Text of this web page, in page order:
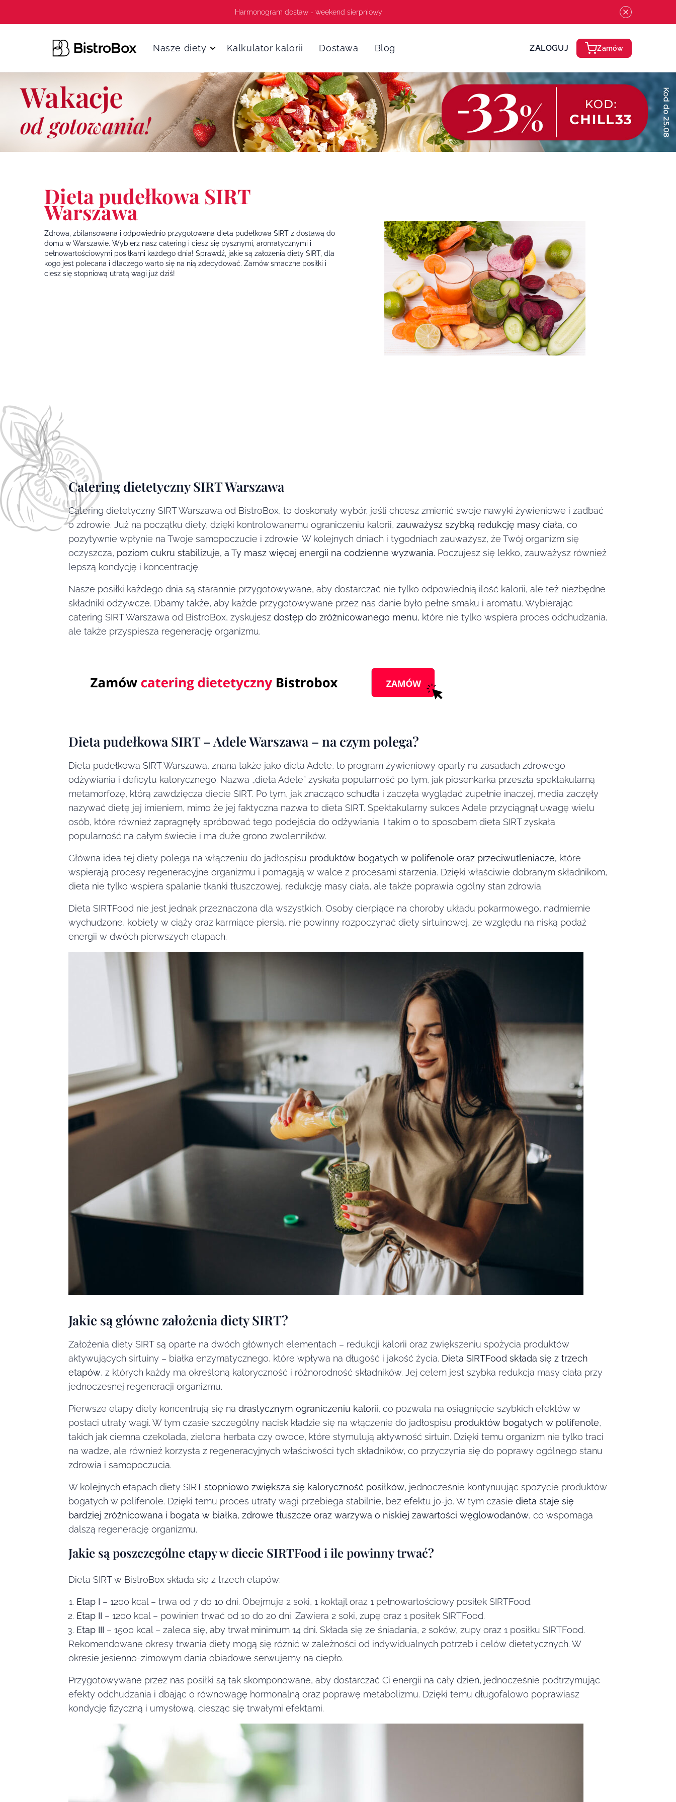
Harmonogram dostaw - weekend sierpniowy
Nasze diety Kalkulator kalorii Dostawa Blog ZALOGUJ Zamów
Dieta pudełkowa SIRT
Warszawa
Zdrowa, zbilansowana i odpowiednio przygotowana dieta pudełkowa SIRT z dostawą do
domu w Warszawie. Wybierz nasz catering i ciesz się pysznymi, aromatycznymi i
pełnowartościowymi posiłkami każdego dnia! Sprawdź, jakie są założenia diety SIRT, dla
kogo jest polecana i dlaczego warto się na nią zdecydować. Zamów smaczne posiłki i
ciesz się stopniową utratą wagi już dziś!
Catering dietetyczny SIRT Warszawa
Catering dietetyczny SIRT Warszawa od BistroBox, to doskonały wybór, jeśli chcesz zmienić swoje nawyki żywieniowe i zadbać
o zdrowie. Już na początku diety, dzięki kontrolowanemu ograniczeniu kalorii, zauważysz szybką redukcję masy ciała, co
pozytywnie wpłynie na Twoje samopoczucie i zdrowie. W kolejnych dniach i tygodniach zauważysz, że Twój organizm się
oczyszcza, poziom cukru stabilizuje, a Ty masz więcej energii na codzienne wyzwania. Poczujesz się lekko, zauważysz również
lepszą kondycję i koncentrację.
Nasze posiłki każdego dnia są starannie przygotowywane, aby dostarczać nie tylko odpowiednią ilość kalorii, ale też niezbędne
składniki odżywcze. Dbamy także, aby każde przygotowywane przez nas danie było pełne smaku i aromatu. Wybierając
catering SIRT Warszawa od BistroBox, zyskujesz dostęp do zróżnicowanego menu, które nie tylko wspiera proces odchudzania,
ale także przyspiesza regenerację organizmu.
Dieta pudełkowa SIRT – Adele Warszawa – na czym polega?
Dieta pudełkowa SIRT Warszawa, znana także jako dieta Adele, to program żywieniowy oparty na zasadach zdrowego
odżywiania i deficytu kalorycznego. Nazwa „dieta Adele” zyskała popularność po tym, jak piosenkarka przeszła spektakularną
metamorfozę, którą zawdzięcza diecie SIRT. Po tym, jak znacząco schudła i zaczęła wyglądać zupełnie inaczej, media zaczęły
nazywać dietę jej imieniem, mimo że jej faktyczna nazwa to dieta SIRT. Spektakularny sukces Adele przyciągnął uwagę wielu
osób, które również zapragnęły spróbować tego podejścia do odżywiania. I takim o to sposobem dieta SIRT zyskała
popularność na całym świecie i ma duże grono zwolenników.
Główna idea tej diety polega na włączeniu do jadłospisu produktów bogatych w polifenole oraz przeciwutleniacze, które
wspierają procesy regeneracyjne organizmu i pomagają w walce z procesami starzenia. Dzięki właściwie dobranym składnikom,
dieta nie tylko wspiera spalanie tkanki tłuszczowej, redukcję masy ciała, ale także poprawia ogólny stan zdrowia.
Dieta SIRTFood nie jest jednak przeznaczona dla wszystkich. Osoby cierpiące na choroby układu pokarmowego, nadmiernie
wychudzone, kobiety w ciąży oraz karmiące piersią, nie powinny rozpoczynać diety sirtuinowej, ze względu na niską podaż
energii w dwóch pierwszych etapach.
Jakie są główne założenia diety SIRT?
Założenia diety SIRT są oparte na dwóch głównych elementach – redukcji kalorii oraz zwiększeniu spożycia produktów
aktywujących sirtuiny – białka enzymatycznego, które wpływa na długość i jakość życia. Dieta SIRTFood składa się z trzech
etapów, z których każdy ma określoną kaloryczność i różnorodność składników. Jej celem jest szybka redukcja masy ciała przy
jednoczesnej regeneracji organizmu.
Pierwsze etapy diety koncentrują się na drastycznym ograniczeniu kalorii, co pozwala na osiągnięcie szybkich efektów w
postaci utraty wagi. W tym czasie szczególny nacisk kładzie się na włączenie do jadłospisu produktów bogatych w polifenole,
takich jak ciemna czekolada, zielona herbata czy owoce, które stymulują aktywność sirtuin. Dzięki temu organizm nie tylko traci
na wadze, ale również korzysta z regeneracyjnych właściwości tych składników, co przyczynia się do poprawy ogólnego stanu
zdrowia i samopoczucia.
W kolejnych etapach diety SIRTstopniowo zwiększa się kaloryczność posiłków, jednocześnie kontynuując spożycie produktów
bogatych w polifenole. Dzięki temu proces utraty wagi przebiega stabilnie, bez efektu jo-jo. W tym czasie dieta staje się
bardziej zróżnicowana i bogata w białka, zdrowe tłuszcze oraz warzywa o niskiej zawartości węglowodanów, co wspomaga
dalszą regenerację organizmu.
Jakie są poszczególne etapy w diecie SIRTFood i ile powinny trwać?
Dieta SIRT w BistroBox składa się z trzech etapów:
Etap I – 1200 kcal – trwa od 7 do 10 dni. Obejmuje 2 soki, 1 koktajl oraz 1 pełnowartościowy posiłek SIRTFood.
Etap II – 1200 kcal – powinien trwać od 10 do 20 dni. Zawiera 2 soki, zupę oraz 1 posiłek SIRTFood.
Etap III – 1500 kcal – zaleca się, aby trwał minimum 14 dni. Składa się ze śniadania, 2 soków, zupy oraz 1 posiłku SIRTFood.
Rekomendowane okresy trwania diety mogą się różnić w zależności od indywidualnych potrzeb i celów dietetycznych. W
okresie jesienno-zimowym dania obiadowe serwujemy na ciepło.
Przygotowywane przez nas posiłki są tak skomponowane, aby dostarczać Ci energii na cały dzień, jednocześnie podtrzymując
efekty odchudzania i dbając o równowagę hormonalną oraz poprawę metabolizmu. Dzięki temu długofalowo poprawiasz
kondycję fizyczną i umysłową, ciesząc się trwałymi efektami.